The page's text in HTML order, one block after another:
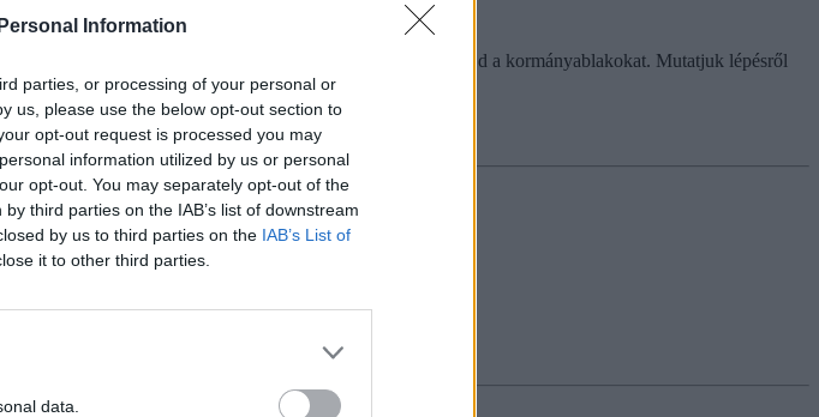
Information
parties, or processing of your personal or
us, please use the below opt-out section to
opt-out request is processed you may
information utilized by us or personal
opt-out. You may separately opt-out of the
third parties on the IAB’s list of downstream
by us to third parties on the IAB’s List of
it to other third parties.
data.
mivel a következő időszakban sokan megrohamozzák majd a kormányablakokat. Mutatjuk lépésről